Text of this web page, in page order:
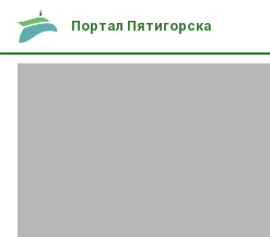
Портал Пятигорска